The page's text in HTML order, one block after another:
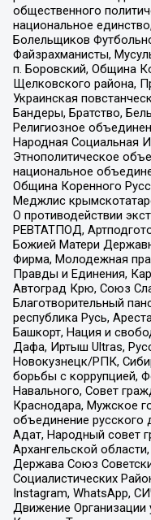
общественного
национальное
Болельщиков
Файзрахманисты,
п. Боровский, Община
Щелковского района,
Украинская
Бандеры, Братство,
Религиозное
Народная Социальная
Этнополитическое
национальное
Община Коренного
Меджлис
О противодействии
РЕВТАТПОД,
Божией Матери
Фирма, Молодежная
Правды и Единения,
Автоград Крю, Союз
Благотворительный
республика Русь,
Башкорт, Нация и
Дафа, Иртыш Ultras,
Новокузнецк/РПК,
борьбы с коррупцией,
Навального, Совет
Краснодара, Мужское
объединение
Адат, Народный совет
Архангельской
Держава Союз
Социалистических
Instagram, WhatsApp,
Движение Организации